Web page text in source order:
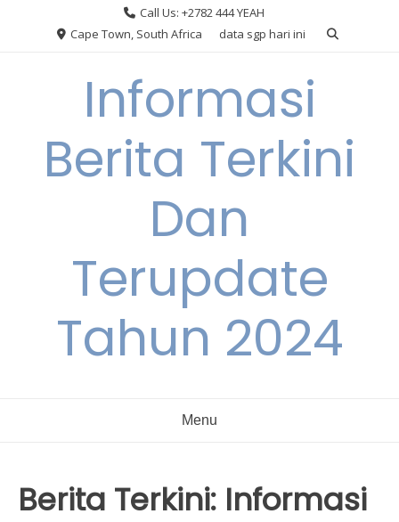
Call Us: +2782 444 YEAH
Cape Town, South Africa
data sgp hari ini
Informasi
Berita Terkini
Dan
Terupdate
Tahun 2024
Menu
Berita Terkini: Informasi